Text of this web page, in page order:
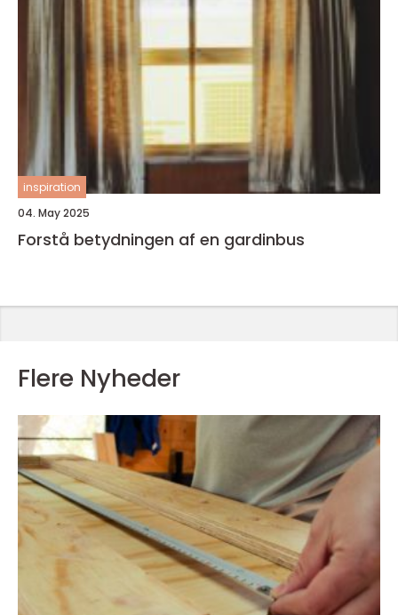
inspiration
04. May 2025
Forstå betydningen af en gardinbus
Flere Nyheder